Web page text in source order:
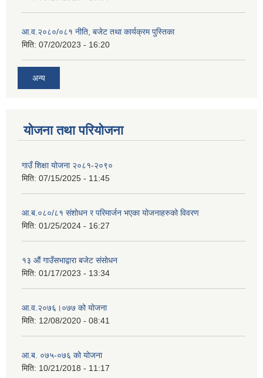
आ.व.२०८०/०८१ नीति, बजेट तथा कार्यक्रम पुस्तिका
मिति: 07/20/2023 - 16:20
अन्य
योजना तथा परियोजना
गाउँ शिक्षा योजना २०८१-२०९०
मिति: 07/15/2025 - 11:45
आ.ब.०८०/८१ संशोधन र परिमार्जन भएका योजनाहरुको विवरण
मिति: 01/25/2024 - 16:27
१३ औं गाउँसभाद्वारा बजेट संसोधन
मिति: 01/17/2023 - 13:34
आ‍.व.२०७६।०७७ को योजना
मिति: 12/08/2020 - 08:41
आ.ब. ०७५-०७६ को योजना
मिति: 10/21/2018 - 11:17